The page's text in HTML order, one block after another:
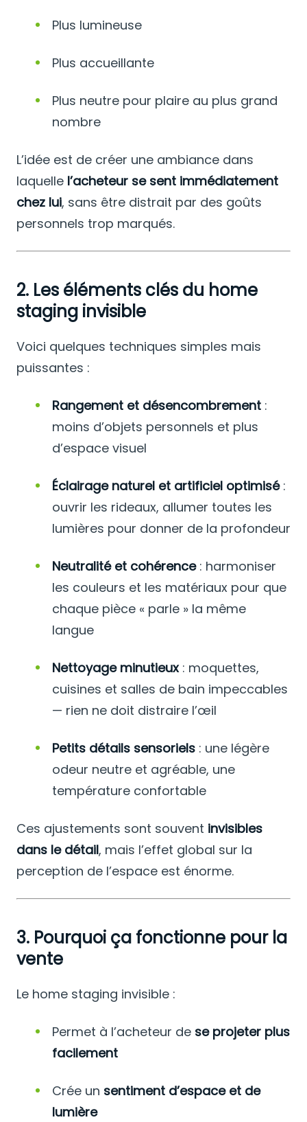
Plus lumineuse
Plus accueillante
Plus neutre pour plaire au plus grand
nombre
L’idée est de créer une ambiance dans
laquelle l’acheteur se sent immédiatement
chez lui, sans être distrait par des goûts
personnels trop marqués.
2. Les éléments clés du home
staging invisible
Voici quelques techniques simples mais
puissantes :
Rangement et désencombrement :
moins d’objets personnels et plus
d’espace visuel
Éclairage naturel et artificiel optimisé:
ouvrir les rideaux, allumer toutes les
lumières pour donner de la profondeur
Neutralité et cohérence: harmoniser
les couleurs et les matériaux pour que
chaque pièce « parle » la même
langue
Nettoyage minutieux: moquettes,
cuisines et salles de bain impeccables
— rien ne doit distraire l’œil
Petits détails sensoriels : une légère
odeur neutre et agréable, une
température confortable
Ces ajustements sont souvent invisibles
dans le détail, mais l’effet global sur la
perception de l’espace est énorme.
3. Pourquoi ça fonctionne pour la
vente
Le home staging invisible :
Permet à l’acheteur de se projeter plus
facilement
Crée un sentiment d’espace et de
lumière